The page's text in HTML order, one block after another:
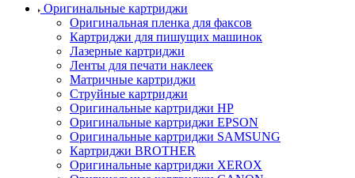
Оригинальные картриджи
Оригинальная пленка для факсов
Картриджи для пишущих машинок
Лазерные картриджи
Ленты для печати наклеек
Матричные картриджи
Струйные картриджи
Оригинальные картриджи HP
Оригинальные картриджи EPSON
Оригинальные картриджи SAMSUNG
Картриджи BROTHER
Оригинальные картриджи XEROX